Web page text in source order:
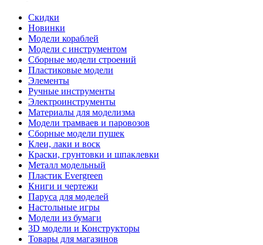
Скидки
Новинки
Модели кораблей
Модели с инструментом
Сборные модели строений
Пластиковые модели
Элементы
Ручные инструменты
Электроинструменты
Материалы для моделизма
Модели трамваев и паровозов
Сборные модели пушек
Клеи, лаки и воск
Краски, грунтовки и шпаклевки
Металл модельный
Пластик Evergreen
Книги и чертежи
Паруса для моделей
Настольные игры
Модели из бумаги
3D модели и Конструкторы
Товары для магазинов